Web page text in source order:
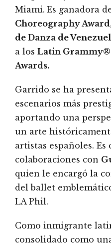
Miami. Es ganadora
Choreography Award
de Danza de
a los Latin Grammy®
Awards.
Garrido se ha
escenarios más
aportando una
un arte
artistas españoles. Es
colaboraciones con
quien le encargó la
del ballet
LA Phil.
Como inmigrante
consolidado como